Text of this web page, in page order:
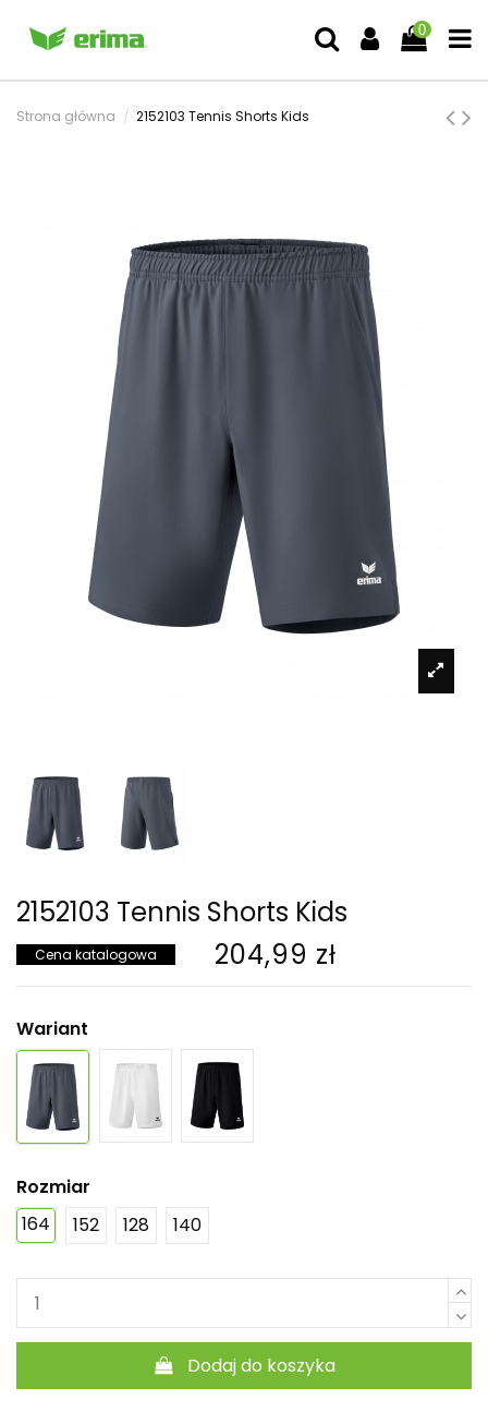
0
Strona główna 2152103 Tennis Shorts Kids
2152103 Tennis Shorts Kids
Cena katalogowa 204,99 zł
Wariant
Rozmiar
164
152 128 140
Dodaj do koszyka